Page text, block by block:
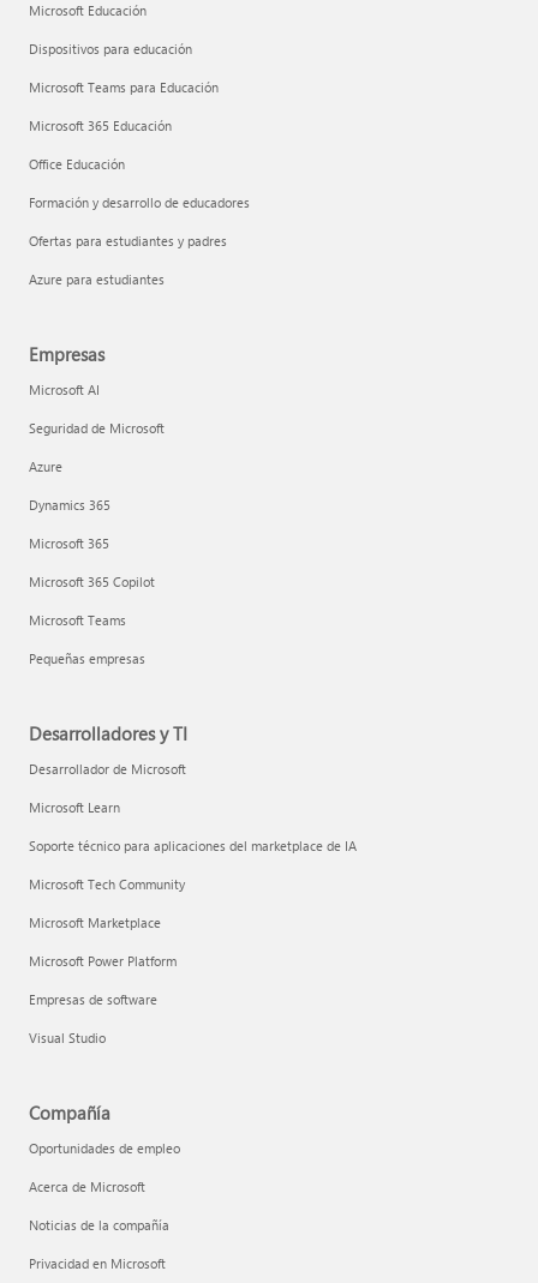
Microsoft Educación
Dispositivos para educación
Microsoft Teams para Educación
Microsoft 365 Educación
Office Educación
Formación y desarrollo de educadores
Ofertas para estudiantes y padres
Azure para estudiantes
Empresas
Microsoft AI
Seguridad de Microsoft
Azure
Dynamics 365
Microsoft 365
Microsoft 365 Copilot
Microsoft Teams
Pequeñas empresas
Desarrolladores y TI
Desarrollador de Microsoft
Microsoft Learn
Soporte técnico para aplicaciones del marketplace de IA
Microsoft Tech Community
Microsoft Marketplace
Microsoft Power Platform
Empresas de software
Visual Studio
Compañía
Oportunidades de empleo
Acerca de Microsoft
Noticias de la compañía
Privacidad en Microsoft